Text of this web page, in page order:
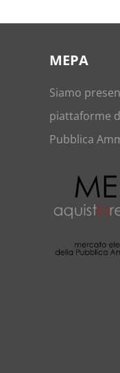
MEPA
Siamo
piattaforme
Pubblica